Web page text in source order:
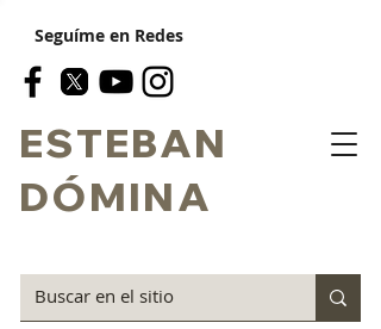
ESTEBAN
DÓMINA
Seguíme en Redes